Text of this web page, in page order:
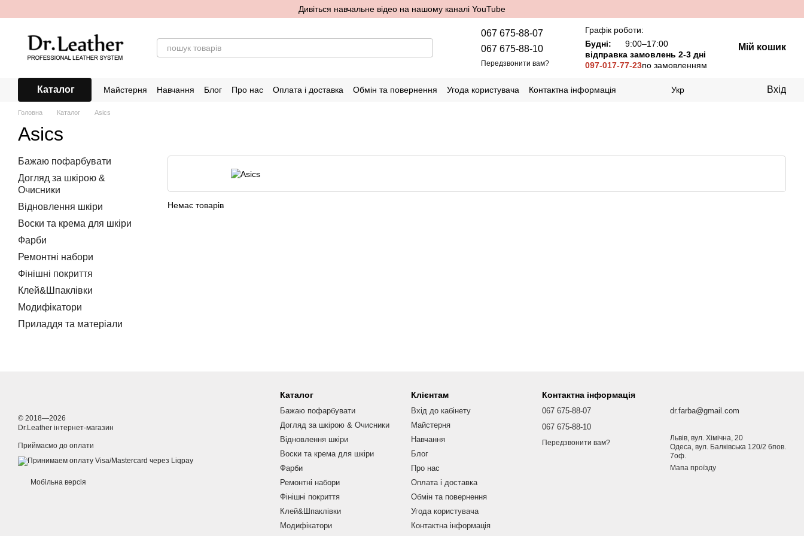
Дивіться навчальне відео на нашому каналі YouTube
067 675-88-07
067 675-88-10
Передзвонити вам?
Графік роботи:
Будні:
9:00–17:00
відправка замовлень 2-3 дні
097-017-77-23по замовленням
Мій кошик
Каталог Майстерня Навчання Блог Про нас Оплата і доставка Обмін та повернення Угода користувача Контактна інформація Укр Вхід
Головна Каталог Asics
Asics
Немає товарів
Бажаю пофарбувати
Догляд за шкірою &
Очисники
Відновлення шкіри
Воски та крема для шкіри
Фарби
Ремонтні набори
Фінішні покриття
Клей&Шпаклівки
Модифікатори
Приладдя та матеріали
© 2018—2026
Dr.Leather інтернет-магазин
Приймаємо до оплати
Мобільна версія
Каталог
Бажаю пофарбувати
Догляд за шкірою & Очисники
Відновлення шкіри
Воски та крема для шкіри
Фарби
Ремонтні набори
Фінішні покриття
Клей&Шпаклівки
Модифікатори
Клієнтам
Вхід до кабінету
Майстерня
Навчання
Блог
Про нас
Оплата і доставка
Обмін та повернення
Угода користувача
Контактна інформація
Контактна інформація
067 675-88-07
067 675-88-10
Передзвонити вам?
dr.farba@gmail.com
Львів, вул. Хімічна, 20
Одеса, вул. Балківська 120/2 6пов.
7оф.
Мапа проїзду